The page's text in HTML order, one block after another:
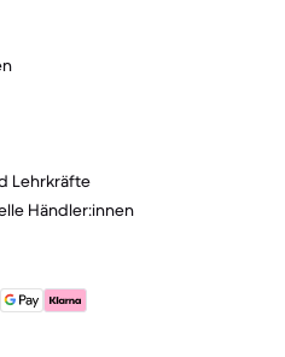
Lehrkräfte
Händler:innen